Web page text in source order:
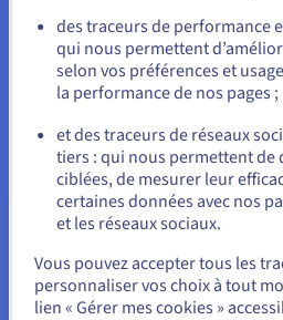
Avec la bonne stratégie et les bons
partenaires de confiance comme
site immobilier s’avérer
aidant à atteindre de nouveaux
immobilière.
Les avantages de
Allez sur le site États-Unis
us.ovhcloud.com/
Anglais
ou
Rester sur le site actuel
Sélectionner un autre site web
des traceurs de performance
qui nous permettent
selon vos préférences et
la performance de nos pages ;
et des traceurs de réseaux
tiers : qui nous permettent
ciblées, de mesurer leur
certaines données avec nos
et les réseaux sociaux.
Vous pouvez accepter tous les
personnaliser vos choix à tout
lien « Gérer mes cookies »